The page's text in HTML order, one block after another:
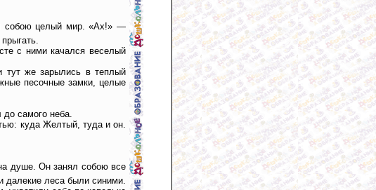
собою целый мир. «Ах!» —
с ними качался веселый
же зарылись в теплый
песочные замки, целые
самого неба.
куда Желтый, туда и он.
душе. Он занял собою все
далекие леса были синими.